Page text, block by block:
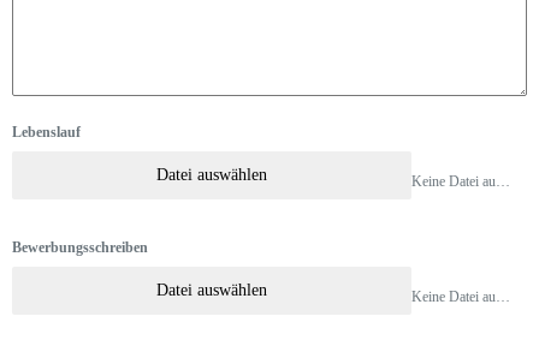
Lebenslauf
Datei auswählen
Bewerbungsschreiben
Datei auswählen